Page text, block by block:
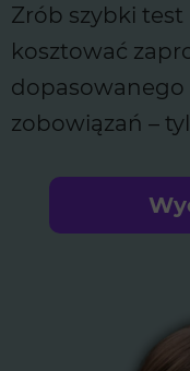
Zrób szybki test
kosztować
dopasowanego
zobowiązań –